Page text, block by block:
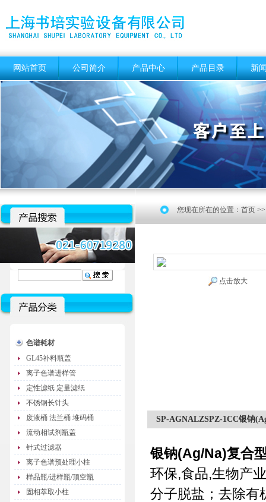
网站首页 公司简介 产品中心 产品目录 新
色谱耗材
GL45补料瓶盖
离子色谱进样管
定性滤纸 定量滤纸
不锈钢长针头
废液桶 法兰桶 堆码桶
流动相试剂瓶盖
针式过滤器
离子色谱预处理小柱
样品瓶/进样瓶/顶空瓶
固相萃取小柱
您现在所在的位置： 首页
点击放大
SP-AGNALZSPZ-1CC银钠
银钠(Ag/Na)复合
环保,食品,生物产
分子脱盐；去除有